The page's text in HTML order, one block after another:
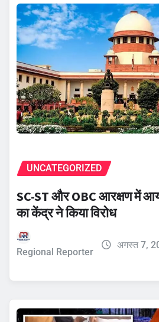
UNCATEGORIZED
SC-ST और OBC आरक्षण में
का केंद्र ने किया विरोध
Regional Reporter
अगस्त 7,